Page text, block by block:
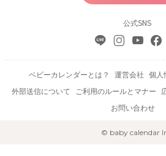
公式SNS
ベビーカレンダーとは？ 運営会社 個人
外部送信について
ご利用のルールとマナー
お問い合わせ
© baby calendar